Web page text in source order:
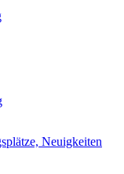
Neuigkeiten